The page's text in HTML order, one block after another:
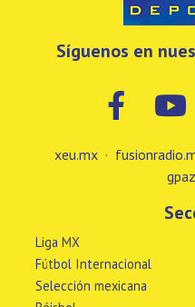
Síguenos en
xeu.mx ·
Liga MX
Fútbol Internacional
Selección mexicana